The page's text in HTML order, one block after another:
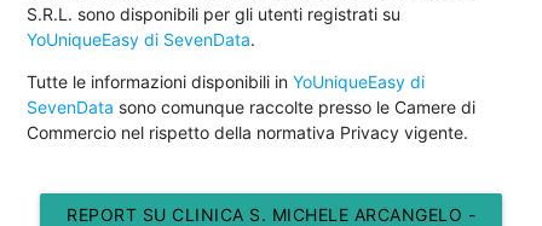
S.R.L. sono disponibili per gli utenti registrati su
YoUniqueEasy di SevenData.
Tutte le informazioni disponibili inYoUniqueEasy di
SevenData sono comunque raccolte presso le Camere di
Commercio nel rispetto della normativa Privacy vigente.
REPORT SU CLINICA S. MICHELE ARCANGELO -